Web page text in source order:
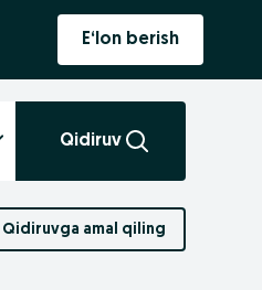
E‘lon berish
Qidiruv
Qidiruvga amal qiling